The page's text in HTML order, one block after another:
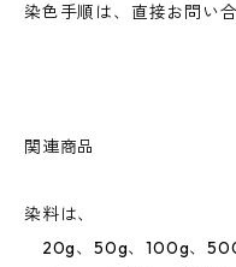
染色手順は、直接お問い
関連商品
染料は、
20g、50g、100g、